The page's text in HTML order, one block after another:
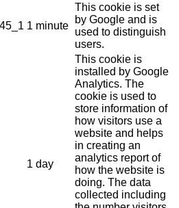
1 minute
This cookie is set
by Google and is
used to distinguish
users.
1 day
This cookie is
installed by Google
Analytics. The
cookie is used to
store information of
how visitors use a
website and helps
in creating an
analytics report of
how the website is
doing. The data
collected including